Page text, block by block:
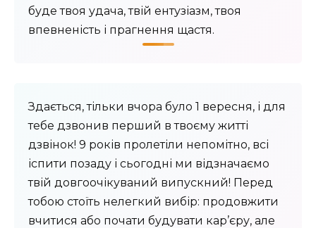
буде твоя удача, твій ентузіазм, твоя
впевненість і прагнення щастя.
Здається, тільки вчора було 1 вересня, і для
тебе дзвонив перший в твоєму житті
дзвінок! 9 років пролетіли непомітно, всі
іспити позаду і сьогодні ми відзначаємо
твій довгоочікуваний випускний! Перед
тобою стоїть нелегкий вибір: продовжити
вчитися або почати будувати кар’єру, але